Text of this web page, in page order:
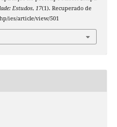
Estudos, 17(1). Recuperado de
ies/article/view/501